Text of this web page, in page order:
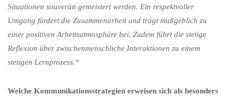
Situationen souverän gemeistert werden. Ein respektvoller
Umgang fördert die Zusammenarbeit und trägt maßgeblich zu
einer positiven Arbeitsatmosphäre bei. Zudem führt die stetige
Reflexion über zwischenmenschliche Interaktionen zu einem
stetigen Lernprozess.“
Welche Kommunikationsstrategien erweisen sich als besonders